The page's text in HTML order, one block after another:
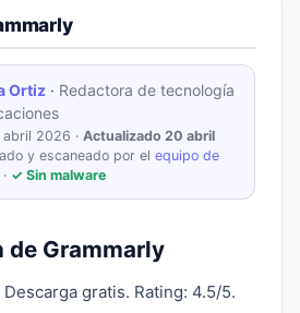
Ortiz · Redactora de tecnología
2026 · Actualizado 20 abril
y escaneado por el equipo de
· ✓ Sin malware
de Grammarly
gratis. Rating: 4.5/5.